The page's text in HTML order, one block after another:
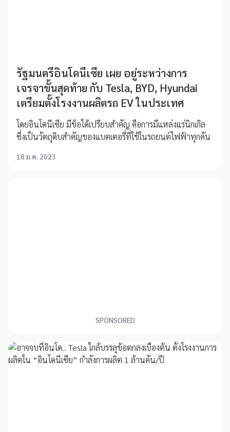
รัฐมนตรีอินโดนีเซีย เผย อยู่ระหว่างการ
เจรจาขั้นสุดท้าย กับ Tesla, BYD, Hyundai
เตรียมตั้งโรงงานผลิตรถ EV ในประเทศ
โดยอินโดนีเซีย มีข้อได้เปรียบสำคัญ คือการมีแหล่งแร่นิกเกิล
ซึ่งเป็นวัตถุดิบสำคัญของแบตเตอรี่ที่ใช้ในรถยนต์ไฟฟ้าทุกคัน
18 ม.ค. 2023
SPONSORED